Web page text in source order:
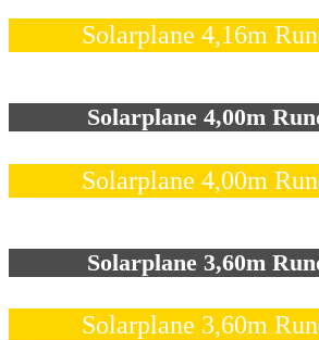
Solarplane 4,16m
Solarplane 4,00m
Solarplane 4,00m
Solarplane 3,60m
Solarplane 3,60m